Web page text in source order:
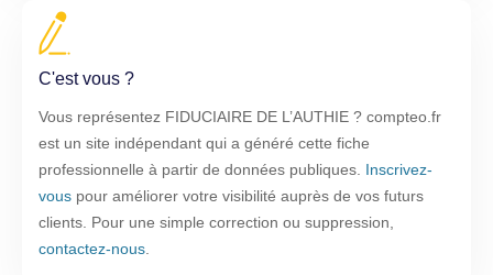
C'est vous ?
Vous représentez FIDUCIAIRE DE L’AUTHIE ? compteo.fr
est un site indépendant qui a généré cette fiche
professionnelle à partir de données publiques. Inscrivez-
vous pour améliorer votre visibilité auprès de vos futurs
clients. Pour une simple correction ou suppression,
contactez-nous